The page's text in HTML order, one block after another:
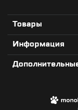
Товары
Информация